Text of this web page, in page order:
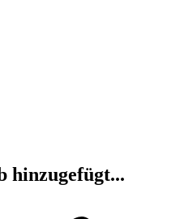
hinzugefügt...